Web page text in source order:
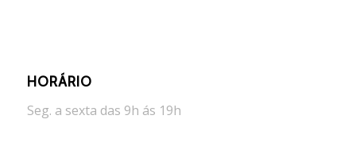
HORÁRIO
Seg. a sexta das 9h ás 19h